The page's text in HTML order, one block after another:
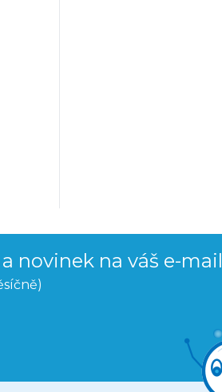
novinek na váš e-mail